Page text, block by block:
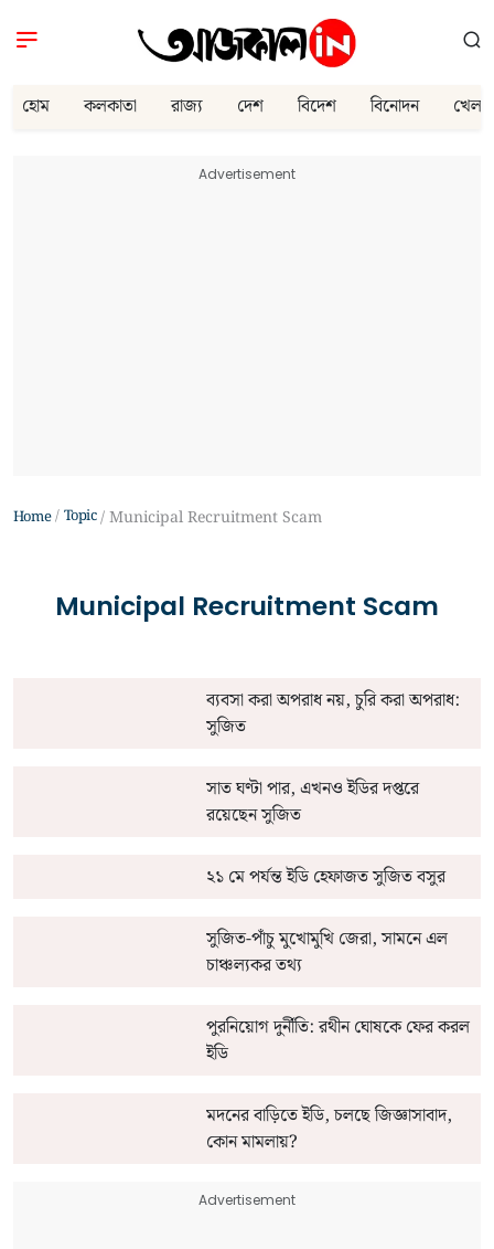
হোম কলকাতা রাজ্য দেশ বিদেশ বিনোদন খেলা
Advertisement
Home Topic Municipal Recruitment Scam
Municipal Recruitment Scam
ব্যবসা করা অপরাধ নয়, চুরি করা অপরাধ:
সুজিত
সাত ঘণ্টা পার, এখনও ইডির দপ্তরে
রয়েছেন সুজিত
২১ মে পর্যন্ত ইডি হেফাজত সুজিত বসুর
সুজিত-পাঁচু মুখোমুখি জেরা, সামনে এল
চাঞ্চল্যকর তথ্য
পুরনিয়োগ দুর্নীতি: রথীন ঘোষকে ফের করল
ইডি
মদনের বাড়িতে ইডি, চলছে জিজ্ঞাসাবাদ,
কোন মামলায়?
Advertisement